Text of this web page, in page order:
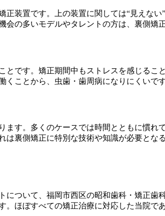
正装置です。上の装置に関しては“見えな
会の多いモデルやタレントの方は、裏側矯
とです。矯正期間中もストレスを感じる
くことから、虫歯・歯周病になりにくい
ます。多くのケースでは時間とともに慣
は裏側矯正に特別な技術や知識が必要と
について、福岡市西区の昭和歯科・矯正
ほぼすべての矯正治療に対応した当院で